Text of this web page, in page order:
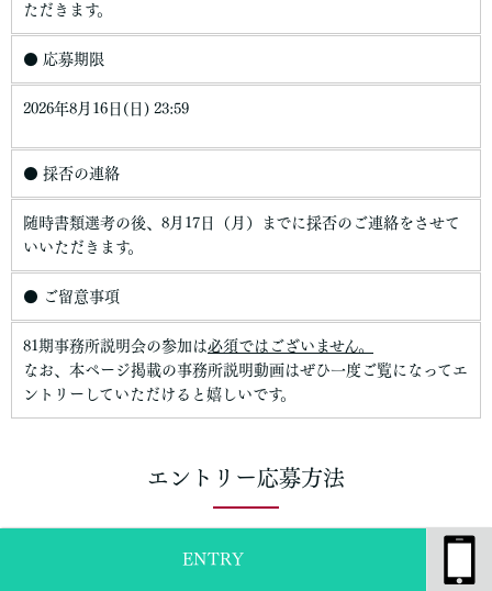
ENTRY
ただきます。
● 応募期限
2026年8月16日(日) 23:59
● 採否の連絡
随時書類選考の後、8月17日（月）までに採否のご連絡をさせて
いいただきます。
● ご留意事項
81期事務所説明会の参加は必須ではございません。
なお、本ページ掲載の事務所説明動画はぜひ一度ご覧になってエ
ントリーしていただけると嬉しいです。
エントリー応募方法
以下の書類をご準備いただき、本ページエントリーフォームよりお